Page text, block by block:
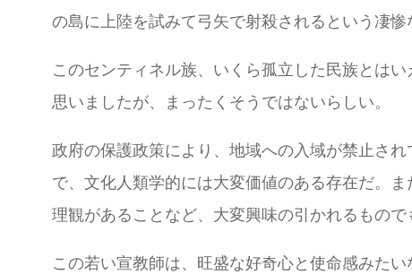
の島に上陸を試みて弓矢で射殺されるという凄惨
このセンティネル族、いくら孤立した民族とは
思いましたが、まったくそうではないらしい。
政府の保護政策により、地域への入域が禁止さ
で、文化人類学的には大変価値のある存在だ。
理観があることなど、大変興味の引かれるもので
この若い宣教師は、旺盛な好奇心と使命感みた